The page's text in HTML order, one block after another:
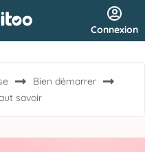
Connexion
Bien démarrer
savoir